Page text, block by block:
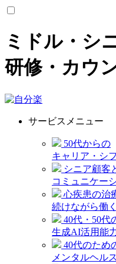
ミドル・シ
研修・カウ
サービスメニュー
50代からの
キャリア・シ
シニア顧客
コミュニケー
心疾患の治
続けながら働
40代・50代
生成AI活用能
40代のため
メンタルヘル